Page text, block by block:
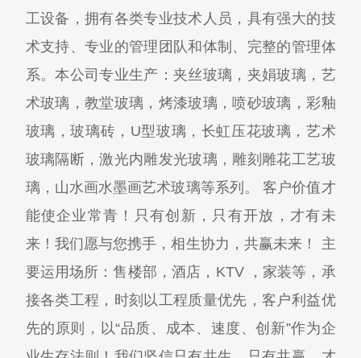
工设备，拥有各类专业技术人员，具有强大的技
术支持、专业的管理团队和体制、完整的管理体
系。本公司专业生产：夹丝玻璃，夹娟玻璃，艺
术玻璃，教堂玻璃，烤漆玻璃，喷砂玻璃，彩釉
玻璃，玻璃砖，U型玻璃，长虹压花玻璃，艺术
玻璃隔断，激光内雕发光玻璃，雕刻雕花工艺玻
璃，山水画水墨画艺术玻璃等系列。 客户价值才
能使企业常青！只有创新，只有开放，才有未
来！我们愿与您携手，相生协力，共赢未来！ 主
要运用场所：售楼部，酒店，KTV ，家装等，承
接各类工程，时刻以工程质量优先，客户利益优
先的原则，以“品质、成本、速度、创新”作为企